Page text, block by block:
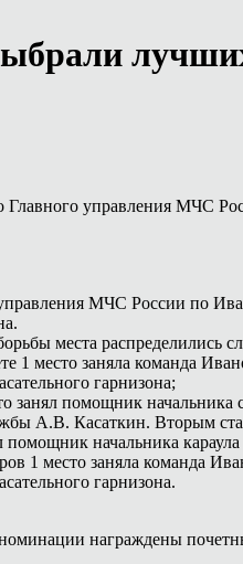
Главного управления МЧС
МЧС России по
места распределились
1 место заняла команда
гарнизона;
занял помощник
А.В. Касаткин. Вторым
помощник начальника
1 место заняла команда
гарнизона.
награждены